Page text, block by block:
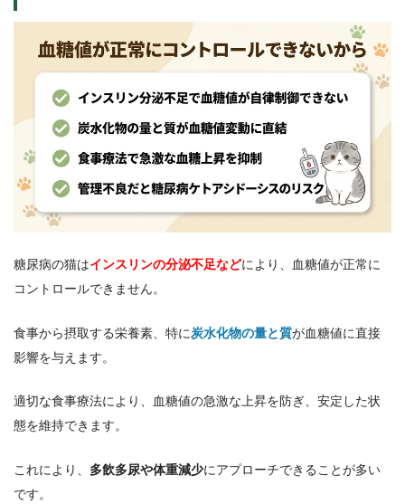
糖尿病の猫はインスリンの分泌不足などにより、血糖値が正常に
コントロールできません。
食事から摂取する栄養素、特に炭水化物の量と質が血糖値に直接
影響を与えます。
適切な食事療法により、血糖値の急激な上昇を防ぎ、安定した状
態を維持できます。
これにより、 多飲多尿や体重減少にアプローチできることが多い
です。